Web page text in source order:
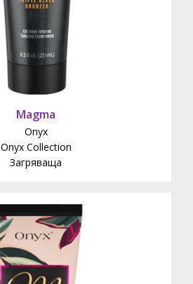
Magma
Onyx
Onyx Collection
Загряваща